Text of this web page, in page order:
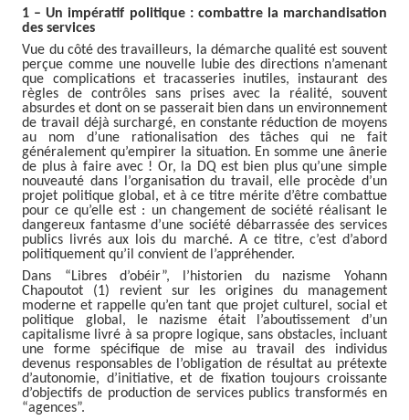
1 – Un impératif politique : combattre la marchandisation
des services
Vue du côté des travailleurs, la démarche qualité est souvent
perçue comme une nouvelle lubie des directions n’amenant
que complications et tracasseries inutiles, instaurant des
règles de contrôles sans prises avec la réalité, souvent
absurdes et dont on se passerait bien dans un environnement
de travail déjà surchargé, en constante réduction de moyens
au nom d’une rationalisation des tâches qui ne fait
généralement qu’empirer la situation. En somme une ânerie
de plus à faire avec ! Or, la DQ est bien plus qu’une simple
nouveauté dans l’organisation du travail, elle procède d’un
projet politique global, et à ce titre mérite d’être combattue
pour ce qu’elle est : un changement de société réalisant le
dangereux fantasme d’une société débarrassée des services
publics livrés aux lois du marché. A ce titre, c’est d’abord
politiquement qu’il convient de l’appréhender.
Dans “Libres d’obéir”, l’historien du nazisme Yohann
Chapoutot (1) revient sur les origines du management
moderne et rappelle qu’en tant que projet culturel, social et
politique global, le nazisme était l’aboutissement d’un
capitalisme livré à sa propre logique, sans obstacles, incluant
une forme spécifique de mise au travail des individus
devenus responsables de l’obligation de résultat au prétexte
d’autonomie, d’initiative, et de fixation toujours croissante
d’objectifs de production de services publics transformés en
“agences”.